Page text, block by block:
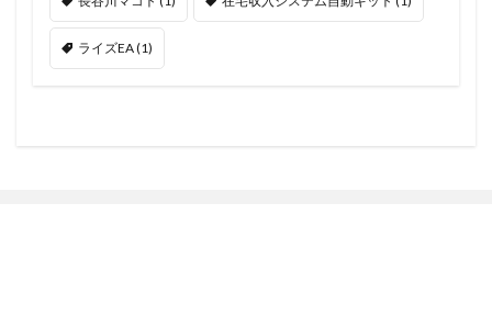
ライズEA(1)